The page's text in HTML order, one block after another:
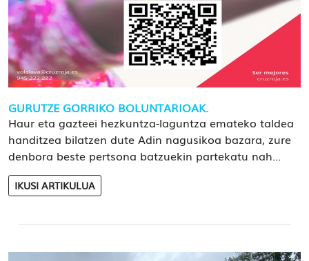
GURUTZE GORRIKO BOLUNTARIOAK.
Haur eta gazteei hezkuntza-laguntza emateko taldea
handitzea bilatzen dute Adin nagusikoa bazara, zure
denbora beste pertsona batzuekin partekatu nah...
IKUSI ARTIKULUA